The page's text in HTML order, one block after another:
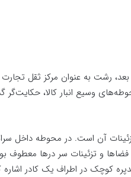
رشت به عنوان مرکز ثقل تجارت
وسیع انبار کالا، حکایت‌گر
آن است. در محوطه داخل
و تزئینات سر درها معطوف
کوچک در اطراف یک کادر اشاره